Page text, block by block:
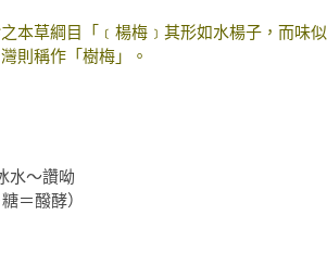
草綱目「﹝楊梅﹞其形如水楊子，而味似
則稱作「樹梅」。
水～讚呦
＝醱酵）